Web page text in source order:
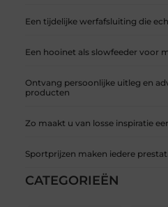
Een tijdelijke werfafsluiting die
Een hooinet als slowfeeder voor
Ontvang persoonlijke uitleg en
producten
Zo maakt u van losse inspiratie
Sportprijzen maken iedere
CATEGORIEËN